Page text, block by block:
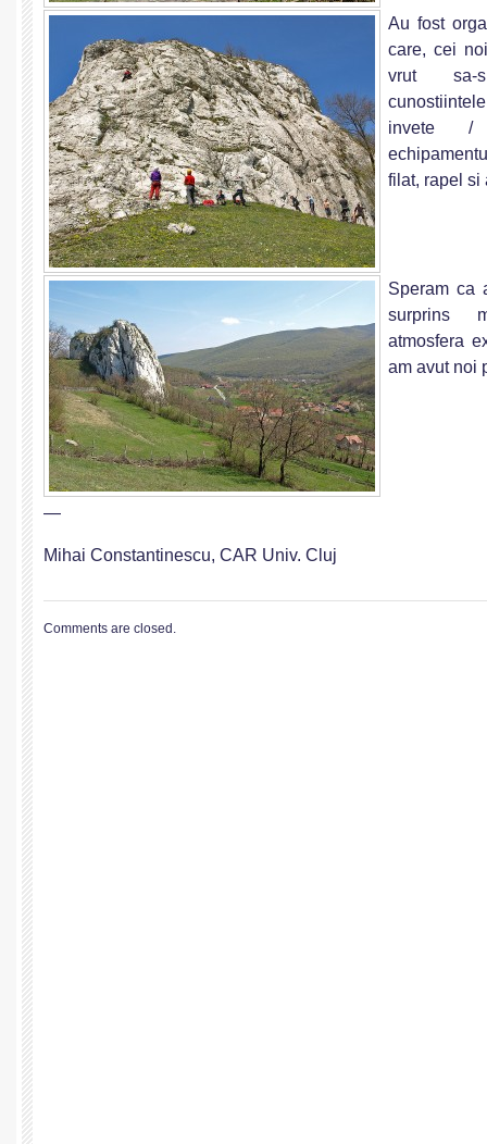
Au fost
care, cei
vrut sa-
invete /
filat, rapel si
Speram ca
surprins
atmosfera
am avut noi
—
Mihai Constantinescu, CAR Univ. Cluj
Comments are closed.